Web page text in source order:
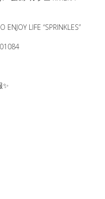
LIFE “SPRINKLES”
✨